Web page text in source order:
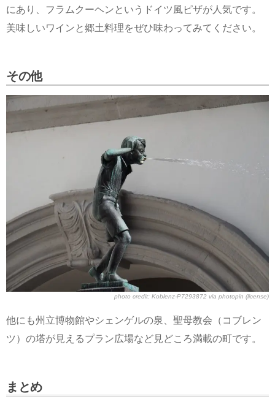
にあり、フラムクーヘンというドイツ風ピザが人気です。
美味しいワインと郷土料理をぜひ味わってみてください。
その他
photo credit: Koblenz-P7293872 via photopin (license)
他にも州立博物館やシェンゲルの泉、聖母教会（コブレン
ツ）の塔が見えるプラン広場など見どころ満載の町です。
まとめ